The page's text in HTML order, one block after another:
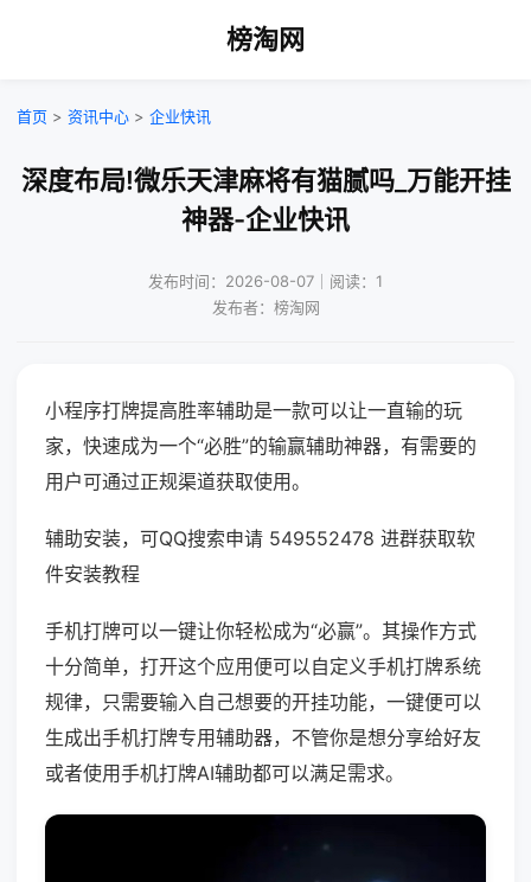
榜淘网
首页 > 资讯中心 > 企业快讯
深度布局!微乐天津麻将有猫腻吗_万能开挂
神器-企业快讯
发布时间：2026-08-07｜阅读：1
发布者：榜淘网
小程序打牌提高胜率辅助是一款可以让一直输的玩
家，快速成为一个“必胜”的输赢辅助神器，有需要的
用户可通过正规渠道获取使用。
辅助安装，可QQ搜索申请 549552478 进群获取软
件安装教程
手机打牌可以一键让你轻松成为“必赢”。其操作方式
十分简单，打开这个应用便可以自定义手机打牌系统
规律，只需要输入自己想要的开挂功能，一键便可以
生成出手机打牌专用辅助器，不管你是想分享给好友
或者使用手机打牌AI辅助都可以满足需求。